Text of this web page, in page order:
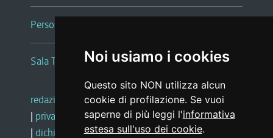
Noi usiamo i cookies
Questo sito NON utilizza alcun
cookie di profilazione. Se vuoi
saperne di più leggi l'informativa
estesa sull'uso dei cookie.
Persone e Uffici
Sala Tiziano Tessitori
redazione web |note legali |glossario
| privacy
social media policy
| dichiarazione di accessibilità |feedback